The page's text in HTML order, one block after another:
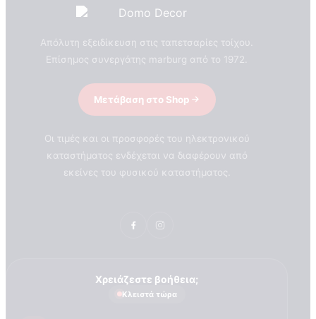
ΣΧΕΤΙΚΑ ΜΕ ΕΜΑΣ
Απόλυτη εξειδίκευση στις ταπετσαρίες τοίχου.
Επίσημος συνεργάτης marburg από το 1972.
Μετάβαση στο Shop
Οι τιμές και οι προσφορές του ηλεκτρονικού
καταστήματος ενδέχεται να διαφέρουν από
εκείνες του φυσικού καταστήματος.
Χρειάζεστε βοήθεια;
Κλειστά τώρα